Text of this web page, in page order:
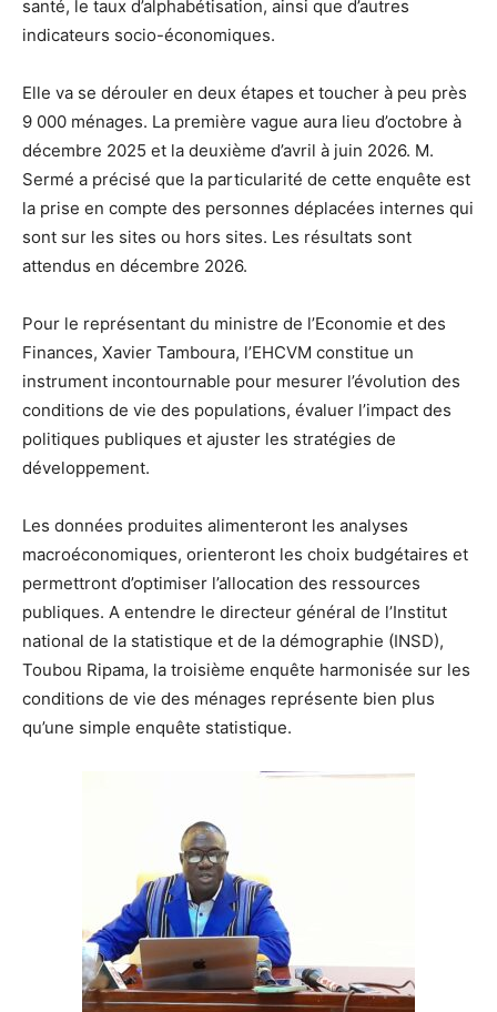
santé, le taux d’alphabétisation, ainsi que d’autres
indicateurs socio-économiques.
Elle va se dérouler en deux étapes et toucher à peu près
9 000 ménages. La première vague aura lieu d’octobre à
décembre 2025 et la deuxième d’avril à juin 2026. M.
Sermé a précisé que la particularité de cette enquête est
la prise en compte des personnes déplacées internes qui
sont sur les sites ou hors sites. Les résultats sont
attendus en décembre 2026.
Pour le représentant du ministre de l’Economie et des
Finances, Xavier Tamboura, l’EHCVM constitue un
instrument incontournable pour mesurer l’évolution des
conditions de vie des populations, évaluer l’impact des
politiques publiques et ajuster les stratégies de
développement.
Les données produites alimenteront les analyses
macroéconomiques, orienteront les choix budgétaires et
permettront d’optimiser l’allocation des ressources
publiques. A entendre le directeur général de l’Institut
national de la statistique et de la démographie (INSD),
Toubou Ripama, la troisième enquête harmonisée sur les
conditions de vie des ménages représente bien plus
qu’une simple enquête statistique.